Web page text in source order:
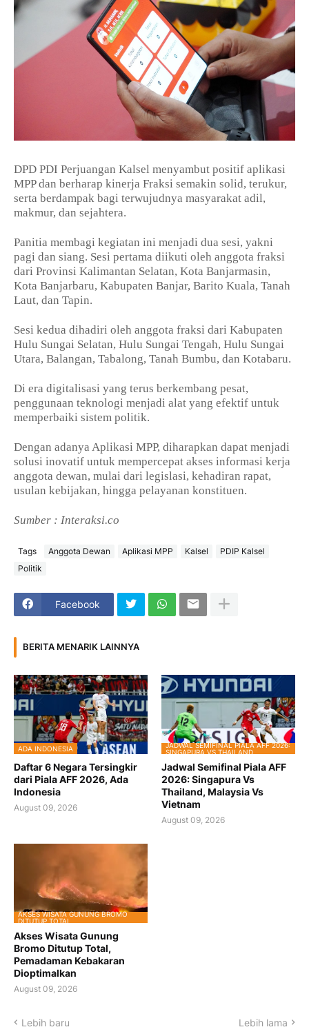
DPD PDI Perjuangan Kalsel menyambut positif aplikasi
MPP dan berharap kinerja Fraksi semakin solid, terukur,
serta berdampak bagi terwujudnya masyarakat adil,
makmur, dan sejahtera.
Panitia membagi kegiatan ini menjadi dua sesi, yakni
pagi dan siang. Sesi pertama diikuti oleh anggota fraksi
dari Provinsi Kalimantan Selatan, Kota Banjarmasin,
Kota Banjarbaru, Kabupaten Banjar, Barito Kuala, Tanah
Laut, dan Tapin.
Sesi kedua dihadiri oleh anggota fraksi dari Kabupaten
Hulu Sungai Selatan, Hulu Sungai Tengah, Hulu Sungai
Utara, Balangan, Tabalong, Tanah Bumbu, dan Kotabaru.
Di era digitalisasi yang terus berkembang pesat,
penggunaan teknologi menjadi alat yang efektif untuk
memperbaiki sistem politik.
Dengan adanya Aplikasi MPP, diharapkan dapat menjadi
solusi inovatif untuk mempercepat akses informasi kerja
anggota dewan, mulai dari legislasi, kehadiran rapat,
usulan kebijakan, hingga pelayanan konstituen.
Sumber : Interaksi.co
Tags Anggota Dewan Aplikasi MPP Kalsel
PDIP Kalsel
Politik
Facebook
BERITA MENARIK LAINNYA
ADA INDONESIA
Daftar 6 Negara Tersingkir
dari Piala AFF 2026, Ada
Indonesia
August 09, 2026
JADWAL SEMIFINAL PIALA AFF 2026:
SINGAPURA VS THAILAND
Jadwal Semifinal Piala AFF
2026: Singapura Vs
Thailand, Malaysia Vs
Vietnam
August 09, 2026
AKSES WISATA GUNUNG BROMO
DITUTUP TOTAL
Akses Wisata Gunung
Bromo Ditutup Total,
Pemadaman Kebakaran
Dioptimalkan
August 09, 2026
Lebih baru Lebih lama